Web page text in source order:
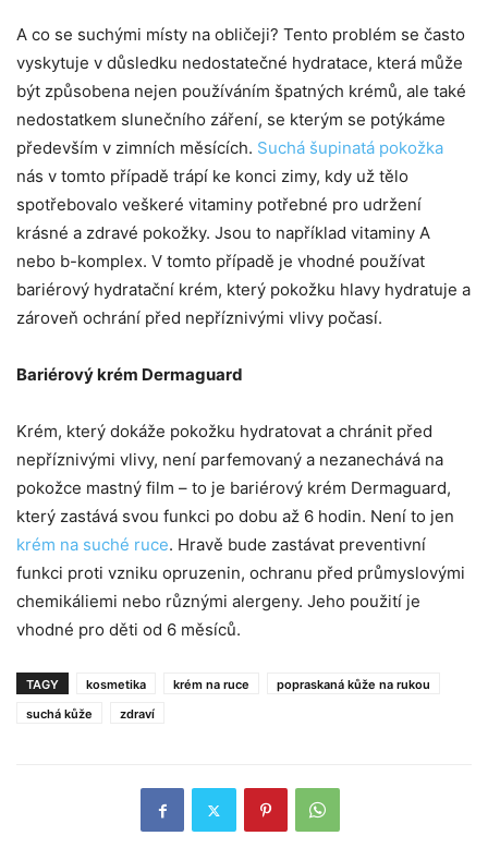
A co se suchými místy na obličeji? Tento problém se často
vyskytuje v důsledku nedostatečné hydratace, která může
být způsobena nejen používáním špatných krémů, ale také
nedostatkem slunečního záření, se kterým se potýkáme
především v zimních měsících. Suchá šupinatá pokožka
nás v tomto případě trápí ke konci zimy, kdy už tělo
spotřebovalo veškeré vitaminy potřebné pro udržení
krásné a zdravé pokožky. Jsou to například vitaminy A
nebo b-komplex. V tomto případě je vhodné používat
bariérový hydratační krém, který pokožku hlavy hydratuje a
zároveň ochrání před nepříznivými vlivy počasí.
Bariérový krém Dermaguard
Krém, který dokáže pokožku hydratovat a chránit před
nepříznivými vlivy, není parfemovaný a nezanechává na
pokožce mastný film – to je bariérový krém Dermaguard,
který zastává svou funkci po dobu až 6 hodin. Není to jen
krém na suché ruce. Hravě bude zastávat preventivní
funkci proti vzniku opruzenin, ochranu před průmyslovými
chemikáliemi nebo různými alergeny. Jeho použití je
vhodné pro děti od 6 měsíců.
TAGY kosmetika krém na ruce
popraskaná kůže na rukou
suchá kůže
zdraví